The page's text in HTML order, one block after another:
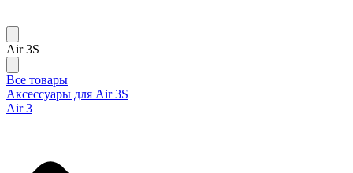
Air 3S
Все товары
Аксессуары для Air 3S
Air 3